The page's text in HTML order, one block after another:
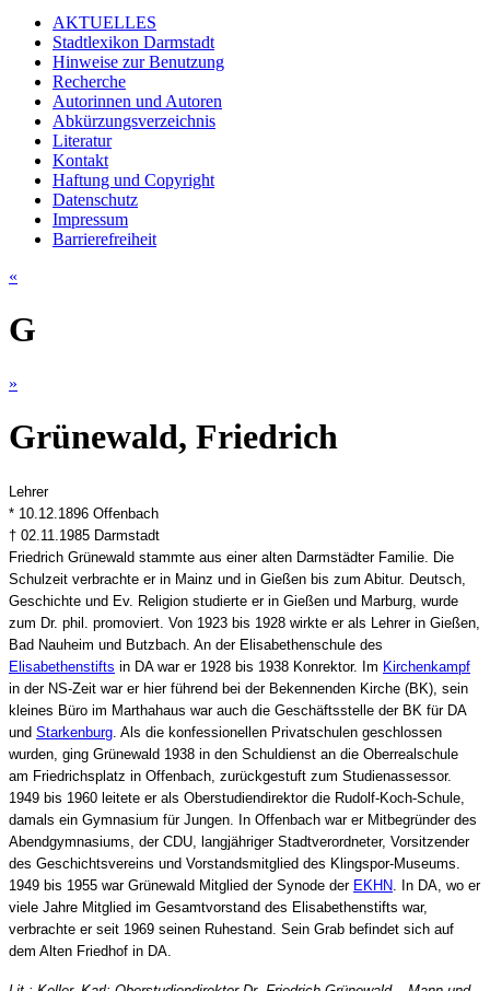
AKTUELLES
Stadtlexikon Darmstadt
Hinweise zur Benutzung
Recherche
Autorinnen und Autoren
Abkürzungsverzeichnis
Literatur
Kontakt
Haftung und Copyright
Datenschutz
Impressum
Barrierefreiheit
«
G
»
Grünewald, Friedrich
Lehrer
* 10.12.1896 Offenbach
† 02.11.1985 Darmstadt
Friedrich Grünewald stammte aus einer alten Darmstädter Familie. Die
Schulzeit verbrachte er in Mainz und in Gießen bis zum Abitur. Deutsch,
Geschichte und Ev. Religion studierte er in Gießen und Marburg, wurde
zum Dr. phil. promoviert. Von 1923 bis 1928 wirkte er als Lehrer in Gießen,
Bad Nauheim und Butzbach. An der Elisabethenschule des
Elisabethenstifts in DA war er 1928 bis 1938 Konrektor. Im Kirchenkampf
in der NS-Zeit war er hier führend bei der Bekennenden Kirche (BK), sein
kleines Büro im Marthahaus war auch die Geschäftsstelle der BK für DA
und Starkenburg . Als die konfessionellen Privatschulen geschlossen
wurden, ging Grünewald 1938 in den Schuldienst an die Oberrealschule
am Friedrichsplatz in Offenbach, zurückgestuft zum Studienassessor.
1949 bis 1960 leitete er als Oberstudiendirektor die Rudolf-Koch-Schule,
damals ein Gymnasium für Jungen. In Offenbach war er Mitbegründer des
Abendgymnasiums, der CDU, langjähriger Stadtverordneter, Vorsitzender
des Geschichtsvereins und Vorstandsmitglied des Klingspor-Museums.
1949 bis 1955 war Grünewald Mitglied der Synode der EKHN . In DA, wo er
viele Jahre Mitglied im Gesamtvorstand des Elisabethenstifts war,
verbrachte er seit 1969 seinen Ruhestand. Sein Grab befindet sich auf
dem Alten Friedhof in DA.